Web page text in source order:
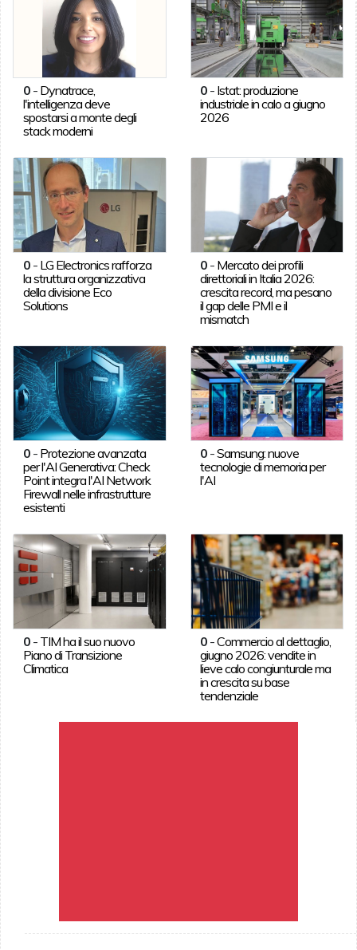
0- Dynatrace,
l'intelligenza deve
spostarsi a monte degli
stack moderni
0 - Istat: produzione
industriale in calo a giugno
2026
0- LG Electronics rafforza
la struttura organizzativa
della divisione Eco
Solutions
0 - Mercato dei profili
direttoriali in Italia 2026:
crescita record, ma pesano
il gap delle PMI e il
mismatch
0- Protezione avanzata
per l'AI Generativa: Check
Point integra l'AI Network
Firewall nelle infrastrutture
esistenti
0 -Samsung: nuove
tecnologie di memoria per
l'AI
0- TIM ha il suo nuovo
Piano di Transizione
Climatica
0 -Commercio al dettaglio,
giugno 2026: vendite in
lieve calo congiunturale ma
in crescita su base
tendenziale